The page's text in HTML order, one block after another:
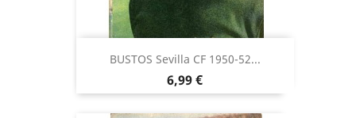
BUSTOS Sevilla CF 1950-52...
Precio
6,99 €